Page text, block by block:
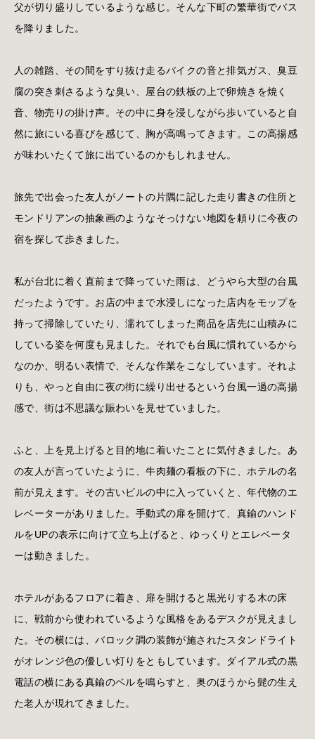
父が切り盛りしているような感じ。そんな下町の繁華街でバス
を降りました。
人の雑踏、その間をすり抜け走るバイクの音と排気ガス、臭豆
腐の突き刺さるような臭い、屋台の鉄板の上で卵焼きを焼く
音、物売りの掛け声。その中に身を浸しながら歩いていると自
然に旅にいる喜びを感じて、胸が高鳴ってきます。この高揚感
が味わいたくて旅に出ているのかもしれません。
旅先で出会った友人がノートの片隅に記した走り書きの住所と
モンドリアンの抽象画のようなそっけない地図を頼りに今夜の
宿を探して歩きました。
私が台北に着く直前まで降っていた雨は、どうやら大型の台風
だったようです。お店の中まで水浸しになった店内をモップを
持って掃除していたり、濡れてしまった商品を店先に山積みに
している姿を何度も見ました。それでも台風に慣れているから
なのか、明るい表情で、そんな作業をこなしています。それよ
りも、やっと自由に夜の街に繰り出せるという台風一過の高揚
感で、街は不思議な賑わいを見せていました。
ふと、上を見上げると目的地に着いたことに気付きました。あ
の友人が言っていたように、牛肉麺の看板の下に、ホテルの名
前が見えます。その古いビルの中に入っていくと、年代物のエ
レベーターがありました。手動式の扉を開けて、真鍮のハンド
ルをUPの表示に向けて立ち上げると、ゆっくりとエレベータ
ーは動きました。
ホテルがあるフロアに着き、扉を開けると黒光りする木の床
に、戦前から使われているような風格をあるデスクが見えまし
た。その横には、バロック調の装飾が施されたスタンドライト
がオレンジ色の優しい灯りをともしています。ダイアル式の黒
電話の横にある真鍮のベルを鳴らすと、奥のほうから髭の生え
た老人が現れてきました。